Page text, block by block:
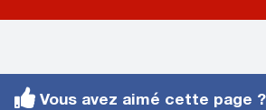
Vous avez aimé cette page